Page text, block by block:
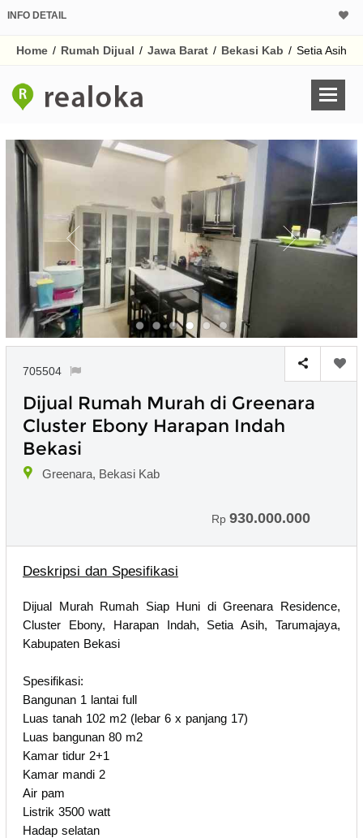
INFO DETAIL
Home / Rumah Dijual / Jawa Barat / Bekasi Kab / Setia Asih
705504
Dijual Rumah Murah di Greenara
Cluster Ebony Harapan Indah
Bekasi
Greenara, Bekasi Kab
Rp 930.000.000
Deskripsi dan Spesifikasi
Dijual Murah Rumah Siap Huni di Greenara Residence,
Cluster Ebony, Harapan Indah, Setia Asih, Tarumajaya,
Kabupaten Bekasi
Spesifikasi:
Bangunan 1 lantai full
Luas tanah 102 m2 (lebar 6 x panjang 17)
Luas bangunan 80 m2
Kamar tidur 2+1
Kamar mandi 2
Air pam
Listrik 3500 watt
Hadap selatan
Harga Rp
Untuk hasil simulasi
pada kotak-